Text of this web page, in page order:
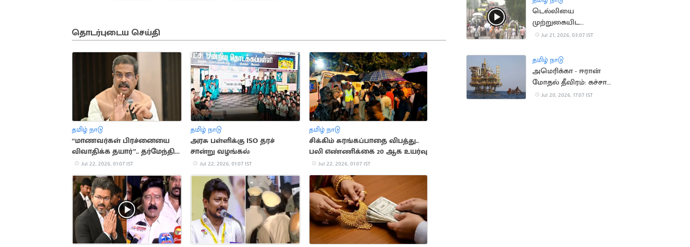
தொடர்புடைய செய்தி
தமிழ் நாடு
“மாணவர்கள் பிரச்னையை
விவாதிக்க தயார்”.. தர்மேந்திர
பிரதான்
Jul 22, 2026, 01:07 IST
தமிழ் நாடு
அரசு பள்ளிக்கு ISO தரச்
சான்று வழங்கல்
Jul 22, 2026, 01:07 IST
தமிழ் நாடு
சிக்கிம் சுரங்கப்பாதை விபத்து..
பலி எண்ணிக்கை 20 ஆக உயர்வு
Jul 22, 2026, 01:07 IST
டெல்லியை
முற்றுகையிட
விவசாயிகள் ஆயத்தம்
Jul 21, 2026, 03:07 IST
தமிழ் நாடு
அமெரிக்கா - ஈரான்
மோதல் தீவிரம்: கச்சா
எண்ணெய் தட்டுப்பாடு
Jul 20, 2026, 17:07 IST